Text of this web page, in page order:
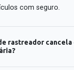
com seguro.
rastreador cancela